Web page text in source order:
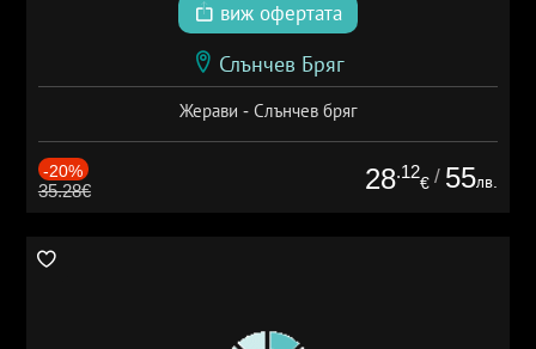
виж офертата
Слънчев Бряг
Жерави - Слънчев бряг
-20%
35.28€ 28.12
€ / 55лв.